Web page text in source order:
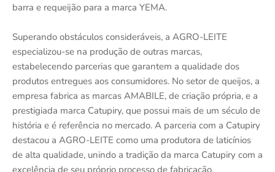
barra e requeijão para a marca YEMA.
Superando obstáculos consideráveis, a AGRO-LEITE
especializou-se na produção de outras marcas,
estabelecendo parcerias que garantem a qualidade dos
produtos entregues aos consumidores. No setor de queijos, a
empresa fabrica as marcas AMABILE, de criação própria, e a
prestigiada marca Catupiry, que possui mais de um século de
história e é referência no mercado. A parceria com a Catupiry
destacou a AGRO-LEITE como uma produtora de laticínios
de alta qualidade, unindo a tradição da marca Catupiry com a